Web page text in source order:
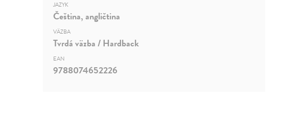
JAZYK
Čeština, angličtina
VÄZBA
Tvrdá väzba / Hardback
EAN
9788074652226